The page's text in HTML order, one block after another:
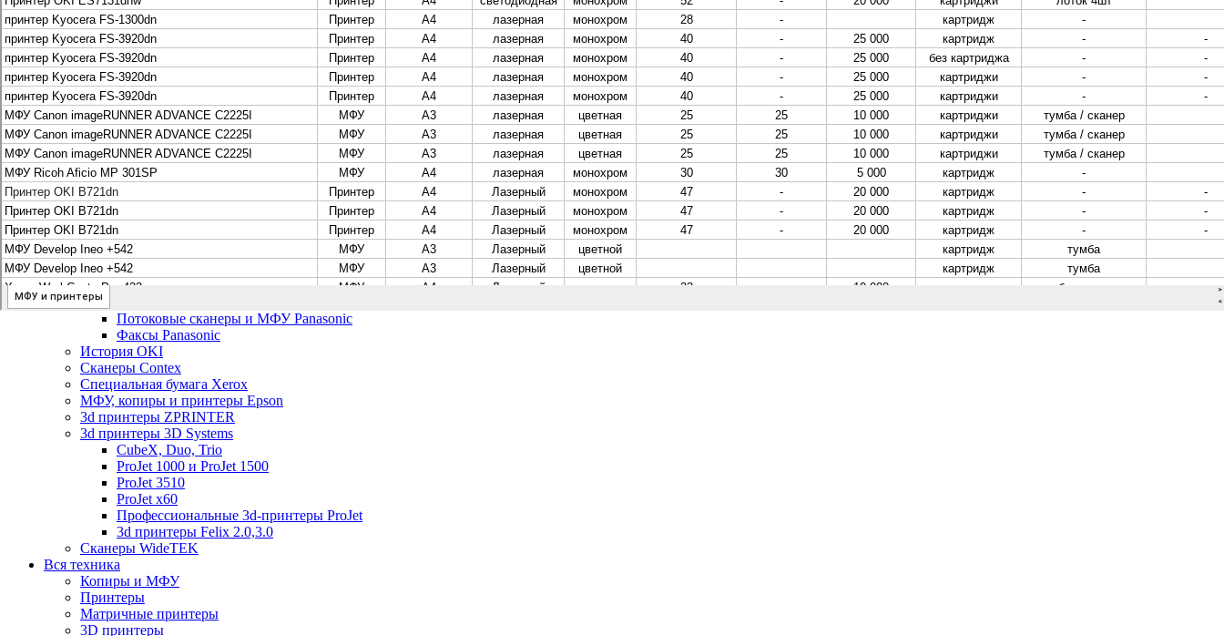
ГК “Катюша”
Высокопроизводительные копиры DEVELOP
МФУ, копиры и принтеры KYOCERA
Принтеры и МФУ и факсы Brother
Плоттеры и МФУ Oce
Плоттеры и МФУ Oce
Цифровые системы Oce VarioPrint DP Line
МФУ, сканеры, плоттеры и принтеры Canon
Плоттеры Canon
Принтеры и МФУ Canon
Сканеры Canon
Распродажа картриджей Canon
МФУ, сканеры, плоттеры и принтеры HP
Принтеры и МФУ HP
Плоттеры hp
МФУ, копиры и принтеры OKI
МФУ, копиры и принтеры RICOH
Ремонт и продажа копировальных аппаратов Infotec
Потоковые сканеры, МФУ и факсы Panasonic
Потоковые сканеры и МФУ Panasonic
Факсы Panasonic
История OKI
Сканеры Contex
Специальная бумага Xerox
МФУ, копиры и принтеры Epson
3d принтеры ZPRINTER
3d принтеры 3D Systems
CubeX, Duo, Trio
ProJet 1000 и ProJet 1500
ProJet 3510
ProJet x60
Профессиональные 3d-принтеры ProJet
3d принтеры Felix 2.0,3.0
Сканеры WideTEK
Вся техника
Копиры и МФУ
Принтеры
Матричные принтеры
3D принтеры